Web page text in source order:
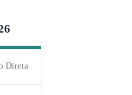
Direta